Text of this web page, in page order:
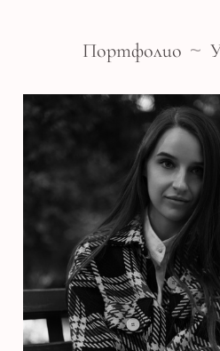
Портфолио